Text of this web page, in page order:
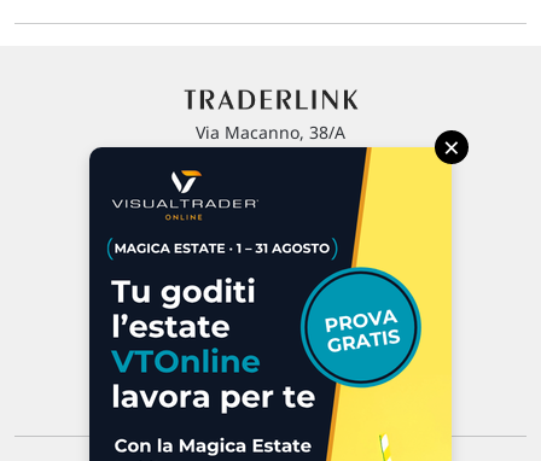
Via Macanno, 38/A
P.IVA 02 452 460 401
Chi siamo
Commenti e segnalazioni
Contattaci
×